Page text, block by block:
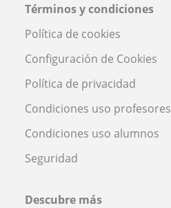
Términos y condiciones
Política de cookies
Configuración de Cookies
Política de privacidad
Condiciones uso profesores
Condiciones uso alumnos
Seguridad
Descubre más